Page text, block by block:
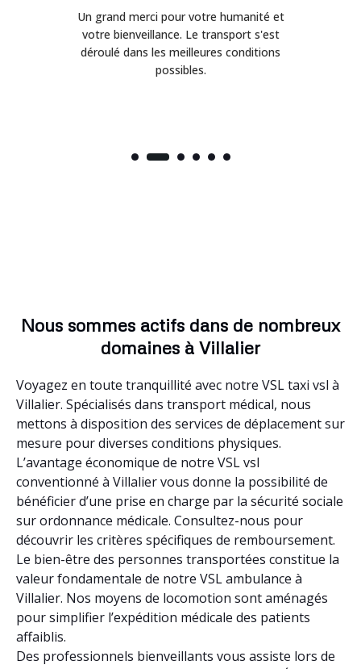
Un grand merci pour votre humanité et
votre bienveillance. Le transport s'est
déroulé dans les meilleures conditions
possibles.
Nous sommes actifs dans de nombreux
domaines à Villalier
Voyagez en toute tranquillité avec notre VSL taxi vsl à
Villalier. Spécialisés dans transport médical, nous
mettons à disposition des services de déplacement sur
mesure pour diverses conditions physiques.
L’avantage économique de notre VSL vsl
conventionné à Villalier vous donne la possibilité de
bénéficier d’une prise en charge par la sécurité sociale
sur ordonnance médicale. Consultez-nous pour
découvrir les critères spécifiques de remboursement.
Le bien-être des personnes transportées constitue la
valeur fondamentale de notre VSL ambulance à
Villalier. Nos moyens de locomotion sont aménagés
pour simplifier l’expédition médicale des patients
affaiblis.
Des professionnels bienveillants vous assiste lors de